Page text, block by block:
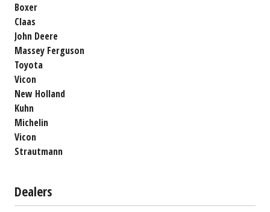
Boxer
Claas
John Deere
Massey Ferguson
Toyota
Vicon
New Holland
Kuhn
Michelin
Vicon
Strautmann
Dealers